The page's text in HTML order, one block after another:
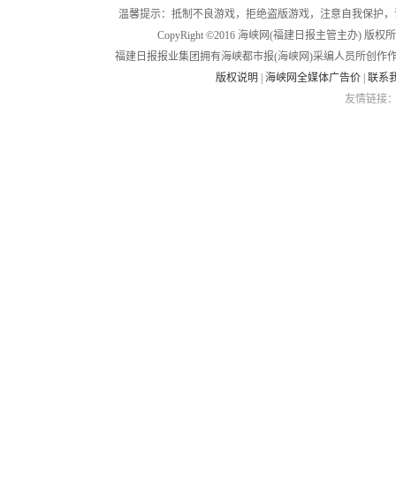
温馨提示：抵制不良游戏，拒绝盗版游戏，注意自我保护
CopyRight ©2016 海峡网(福建日报主管主办) 版权
福建日报报业集团拥有海峡都市报(海峡网)采编人员所创作
版权说明
|海峡网全媒体广告价 |联系
友情链接